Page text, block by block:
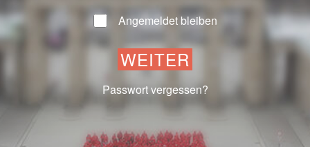
Angemeldet bleiben
WEITER
Passwort vergessen?